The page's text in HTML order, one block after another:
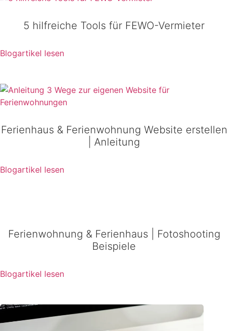
5 hilfreiche Tools für FEWO-Vermieter
Blogartikel lesen
Ferienhaus & Ferienwohnung Website erstellen
| Anleitung
Blogartikel lesen
Ferienwohnung & Ferienhaus | Fotoshooting
Beispiele
Blogartikel lesen